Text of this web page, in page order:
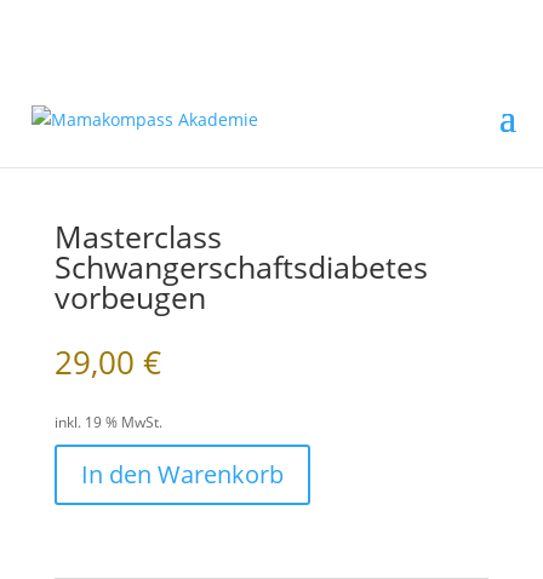
Masterclass
Schwangerschaftsdiabetes
vorbeugen
29,00 €
inkl. 19 % MwSt.
In den Warenkorb